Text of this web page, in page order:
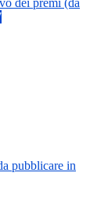
dei premi (da
pubblicare in